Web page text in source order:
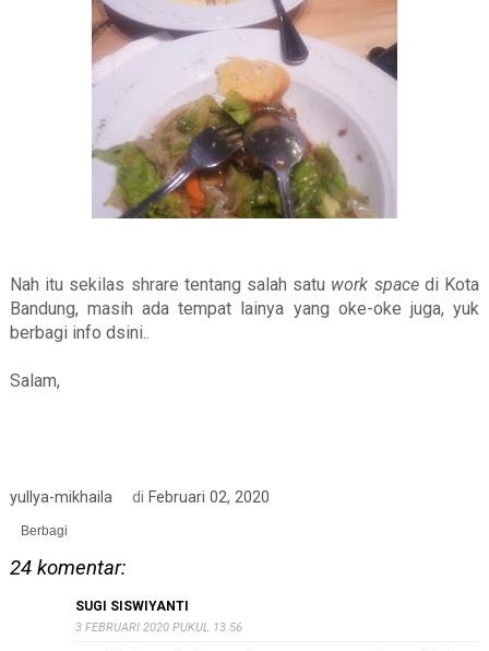
Nah itu sekilas shrare tentang salah satu work spacedi Kota
Bandung, masih ada tempat lainya yang oke-oke juga, yuk
berbagi info dsini..
Salam,
yullya-mikhaila di Februari 02, 2020
Berbagi
24 komentar:
SUGI SISWIYANTI
3 FEBRUARI 2020 PUKUL 13.56